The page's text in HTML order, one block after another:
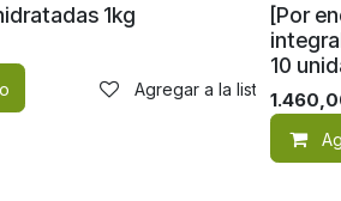
1kg
Agregar a la lista de
[Por
10